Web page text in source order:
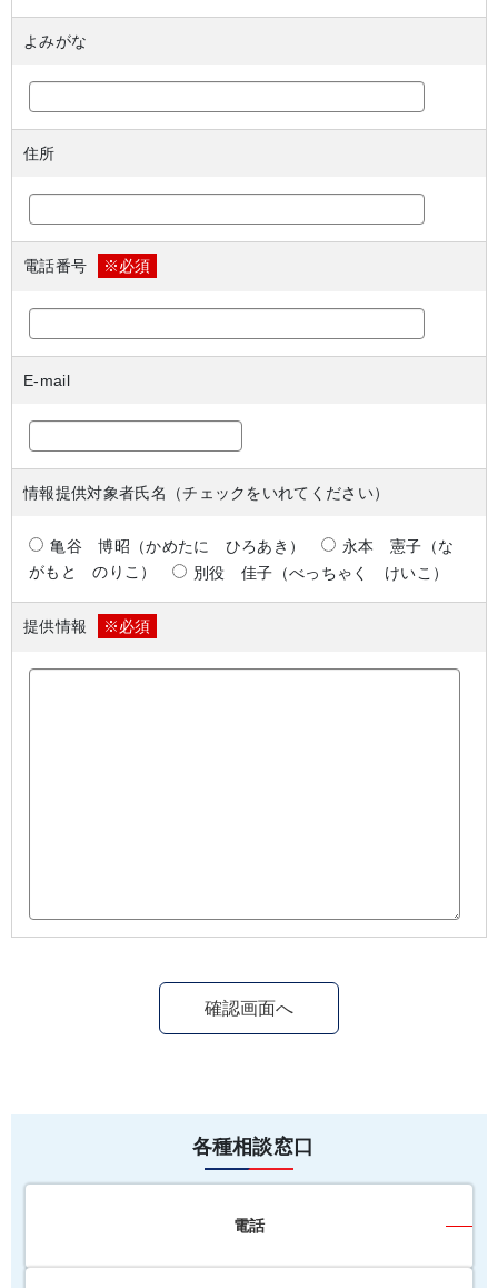
よみがな
住所
電話番号 ※必須
E-mail
情報提供対象者氏名（チェックをいれてください）
亀谷 博昭（かめたに ひろあき）
永本 憲子（な
がもと のりこ）
別役 佳子（べっちゃく けいこ）
提供情報 ※必須
各種相談窓口
電話